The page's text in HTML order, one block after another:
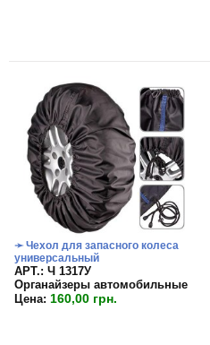
➛ Чехол для запасного колеса
универсальный
APT.: Ч 1317У
Органайзеры автомобильные
Цена: 160,00 грн.